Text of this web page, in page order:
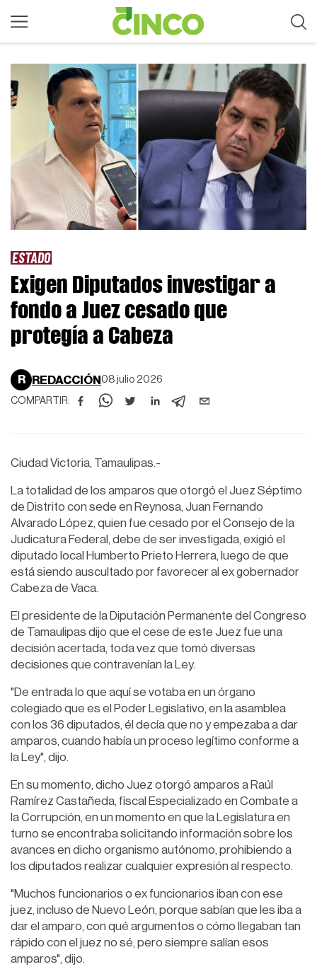
ESTADO
Exigen Diputados investigar a
fondo a Juez cesado que
protegía a Cabeza
R REDACCIÓN 08 julio 2026
COMPARTIR:
Ciudad Victoria, Tamaulipas.-
La totalidad de los amparos que otorgó el Juez Séptimo
de Distrito con sede en Reynosa, Juan Fernando
Alvarado López, quien fue cesado por el Consejo de la
Judicatura Federal, debe de ser investigada, exigió el
diputado local Humberto Prieto Herrera, luego de que
está siendo auscultado por favorecer al ex gobernador
Cabeza de Vaca.
El presidente de la Diputación Permanente del Congreso
de Tamaulipas dijo que el cese de este Juez fue una
decisión acertada, toda vez que tomó diversas
decisiones que contravenían la Ley.
"De entrada lo que aquí se votaba en un órgano
colegiado que es el Poder Legislativo, en la asamblea
con los 36 diputados, él decía que no y empezaba a dar
amparos, cuando había un proceso legítimo conforme a
la Ley", dijo.
En su momento, dicho Juez otorgó amparos a Raúl
Ramírez Castañeda, fiscal Especializado en Combate a
la Corrupción, en un momento en que la Legislatura en
turno se encontraba solicitando información sobre los
avances en dicho organismo autónomo, prohibiendo a
los diputados realizar cualquier expresión al respecto.
"Muchos funcionarios o ex funcionarios iban con ese
juez, incluso de Nuevo León, porque sabían que les iba a
dar el amparo, con qué argumentos o cómo llegaban tan
rápido con el juez no sé, pero siempre salían esos
amparos", dijo.